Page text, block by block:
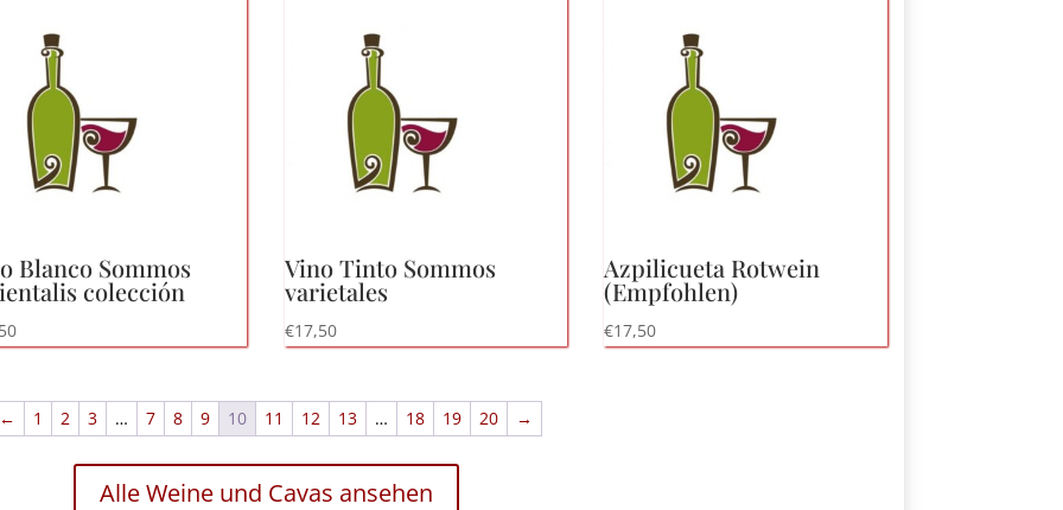
Blanco Sommos
colección
Vino Tinto Sommos
varietales
€17,50
Azpilicueta Rotwein
(Empfohlen)
€17,50
← 1 2 3 … 7 8 9 10 11 12 13 … 18 19 20 →
Alle Weine und Cavas ansehen